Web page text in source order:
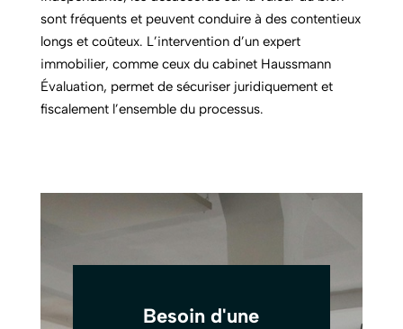
sont fréquents et peuvent conduire à des contentieux
longs et coûteux. L’intervention d’un expert
immobilier, comme ceux du cabinet Haussmann
Évaluation, permet de sécuriser juridiquement et
fiscalement l’ensemble du processus.
Besoin d'une